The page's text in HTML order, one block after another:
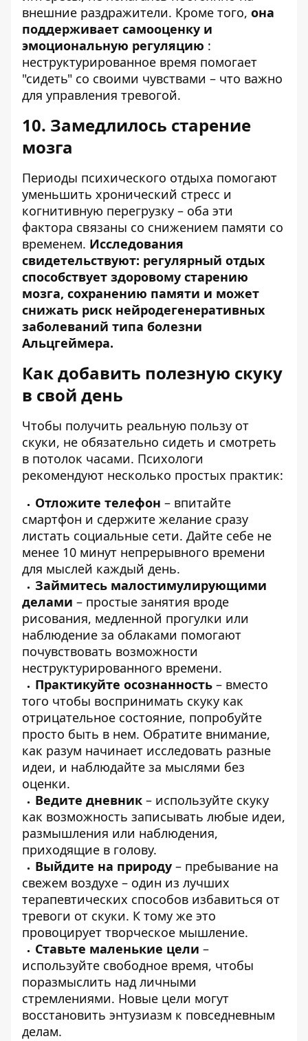
внешние раздражители. Кроме того, она
поддерживает самооценку и
эмоциональную регуляцию :
неструктурированное время помогает
"сидеть" со своими чувствами – что важно
для управления тревогой.
10. Замедлилось старение
мозга
Периоды психического отдыха помогают
уменьшить хронический стресс и
когнитивную перегрузку – оба эти
фактора связаны со снижением памяти со
временем. Исследования
свидетельствуют: регулярный отдых
способствует здоровому старению
мозга, сохранению памяти и может
снижать риск нейродегенеративных
заболеваний типа болезни
Альцгеймера.
Как добавить полезную скуку
в свой день
Чтобы получить реальную пользу от
скуки, не обязательно сидеть и смотреть
в потолок часами. Психологи
рекомендуют несколько простых практик:
Отложите телефон – впитайте
смартфон и сдержите желание сразу
листать социальные сети. Дайте себе не
менее 10 минут непрерывного времени
для мыслей каждый день.
Займитесь малостимулирующими
делами – простые занятия вроде
рисования, медленной прогулки или
наблюдение за облаками помогают
почувствовать возможности
неструктурированного времени.
Практикуйте осознанность – вместо
того чтобы воспринимать скуку как
отрицательное состояние, попробуйте
просто быть в нем. Обратите внимание,
как разум начинает исследовать разные
идеи, и наблюдайте за мыслями без
оценки.
Ведите дневник – используйте скуку
как возможность записывать любые идеи,
размышления или наблюдения,
приходящие в голову.
Выйдите на природу – пребывание на
свежем воздухе – один из лучших
терапевтических способов избавиться от
тревоги от скуки. К тому же это
провоцирует творческое мышление.
Ставьте маленькие цели –
используйте свободное время, чтобы
поразмыслить над личными
стремлениями. Новые цели могут
восстановить энтузиазм к повседневным
делам.